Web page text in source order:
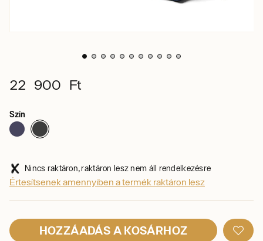
22 900 Ft
Szín
Nincs raktáron, raktáron lesz nem áll rendelkezésre
Értesítsenek amennyiben a termék raktáron lesz
HOZZÁADÁS A KOSÁRHOZ